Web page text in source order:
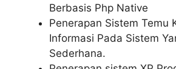
Berbasis Php Native
Penerapan Sistem Temu
Informasi Pada Sistem
Sederhana.